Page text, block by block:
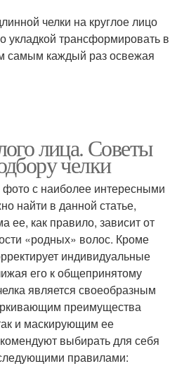
челки на круглое лицо
укладкой трансформировать в
самым каждый раз освежая
лица. Советы
челки
фото с наиболее интересными
найти в данной статье,
ее, как правило, зависит от
«родных» волос. Кроме
индивидуальные
его к общепринятому
является своеобразным
преимущества
и маскирующим ее
выбирать для себя
правилами: